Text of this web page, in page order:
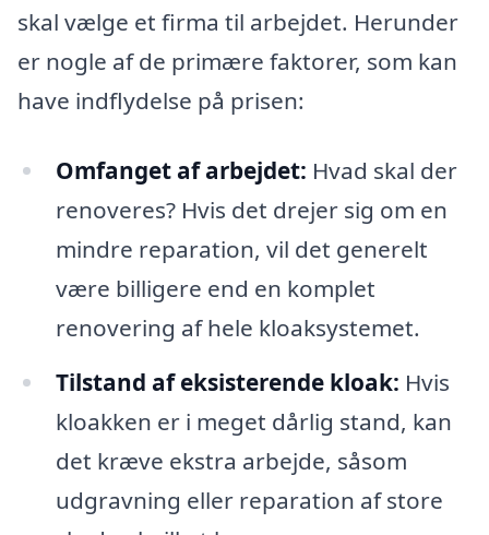
skal vælge et firma til arbejdet. Herunder
er nogle af de primære faktorer, som kan
have indflydelse på prisen:
Omfanget af arbejdet: Hvad skal der
renoveres? Hvis det drejer sig om en
mindre reparation, vil det generelt
være billigere end en komplet
renovering af hele kloaksystemet.
Tilstand af eksisterende kloak: Hvis
kloakken er i meget dårlig stand, kan
det kræve ekstra arbejde, såsom
udgravning eller reparation af store